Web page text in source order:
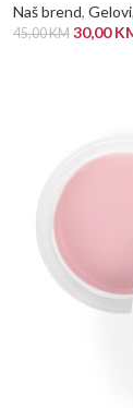
Naš brend, Gelovi,
45,00KM 30,00